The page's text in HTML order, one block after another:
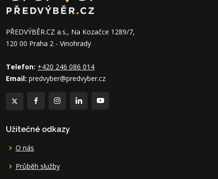
PŘEDVÝBĚR.CZ a.s., Na Kozačce 1289/7,
120 00 Praha 2 - Vinohrady
Telefon: +420 246 086 014
Email: predvyber@predvyber.cz
Užitečné odkazy
O nás
Průběh služby